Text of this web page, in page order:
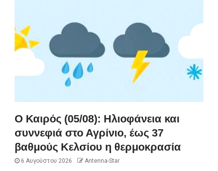
Ο Καιρός (05/08): Ηλιοφάνεια και
συννεφιά στο Αγρίνιο, έως 37
βαθμούς Κελσίου η θερμοκρασία
6 Αυγούστου 2026 Antenna-Star